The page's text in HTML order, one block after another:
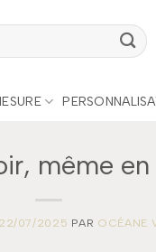
même
22/07/2025 PAR OCÉANE